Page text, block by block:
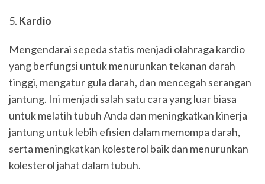
Kardio
Mengendarai sepeda statis menjadi olahraga kardio
yang berfungsi untuk menurunkan tekanan darah
tinggi, mengatur gula darah, dan mencegah serangan
jantung. Ini menjadi salah satu cara yang luar biasa
untuk melatih tubuh Anda dan meningkatkan kinerja
jantung untuk lebih efisien dalam memompa darah,
serta meningkatkan kolesterol baik dan menurunkan
kolesterol jahat dalam tubuh.